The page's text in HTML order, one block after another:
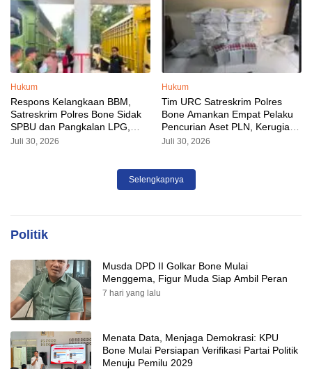
Hukum
Respons Kelangkaan BBM,
Satreskrim Polres Bone Sidak
SPBU dan Pangkalan LPG,
AKP Alvin Aji Imbau Pengelola
Juli 30, 2026
Hukum
Tim URC Satreskrim Polres
Bone Amankan Empat Pelaku
Pencurian Aset PLN, Kerugian
Ditaksir Capai Rp 3 Milyar
Juli 30, 2026
Selengkapnya
Politik
Musda DPD II Golkar Bone Mulai
Menggema, Figur Muda Siap Ambil Peran
7 hari yang lalu
Menata Data, Menjaga Demokrasi: KPU
Bone Mulai Persiapan Verifikasi Partai Politik
Menuju Pemilu 2029